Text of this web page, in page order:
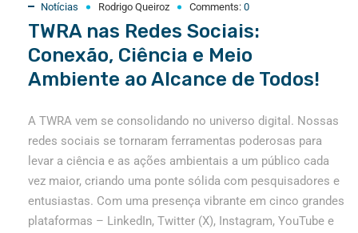
Notícias Rodrigo Queiroz Comments: 0
TWRA nas Redes Sociais:
Conexão, Ciência e Meio
Ambiente ao Alcance de Todos!
A TWRA vem se consolidando no universo digital. Nossas
redes sociais se tornaram ferramentas poderosas para
levar a ciência e as ações ambientais a um público cada
vez maior, criando uma ponte sólida com pesquisadores e
entusiastas. Com uma presença vibrante em cinco grandes
plataformas – LinkedIn, Twitter (X), Instagram, YouTube e